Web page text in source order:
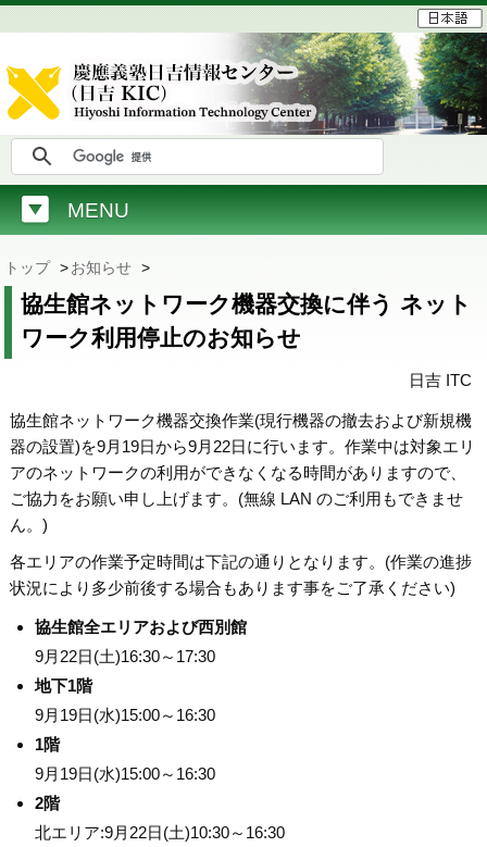
MENU
トップ >お知らせ >
協生館ネットワーク機器交換に伴う ネット
ワーク利用停止のお知らせ
日吉 ITC
協生館ネットワーク機器交換作業(現行機器の撤去および新規機
器の設置)を9月19日から9月22日に行います。作業中は対象エリ
アのネットワークの利用ができなくなる時間がありますので、
ご協力をお願い申し上げます。(無線 LAN のご利用もできませ
ん。)
各エリアの作業予定時間は下記の通りとなります。(作業の進捗
状況により多少前後する場合もあります事をご了承ください)
協生館全エリアおよび西別館
9月22日(土)16:30～17:30
地下1階
9月19日(水)15:00～16:30
1階
9月19日(水)15:00～16:30
2階
北エリア:9月22日(土)10:30～16:30